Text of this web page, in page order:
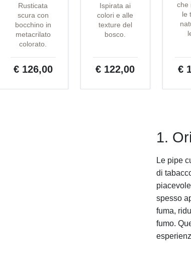
Rusticata
scura con
bocchino in
metacrilato
colorato.
€ 126,00
Ispirata ai
colori e alle
texture del
bosco.
€ 122,00
che
le
€
1.
Le pipe
di
spesso
fuma,
fumo.